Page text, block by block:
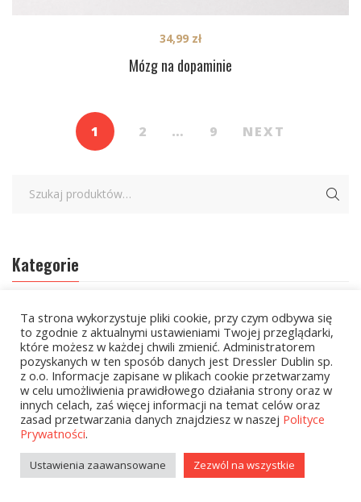
Mózg na dopaminie
34,99 zł
1 2 … 9 NEXT
Kategorie
zobacz wszystkie
Wielcy Humaniści – 02.03.2026
Kolekcje Biedronka - 16.03.2026
Wielcy Humaniści – 16.03.2026
Kolekcje Biedronka - 13.04.2026
Kolekcje Biedronka
Ta strona wykorzystuje pliki cookie, przy czym odbywa się
to zgodnie z aktualnymi ustawieniami Twojej przeglądarki,
które możesz w każdej chwili zmienić. Administratorem
pozyskanych w ten sposób danych jest Dressler Dublin sp.
z o.o. Informacje zapisane w plikach cookie przetwarzamy
w celu umożliwienia prawidłowego działania strony oraz w
innych celach, zaś więcej informacji na temat celów oraz
zasad przetwarzania danych znajdziesz w naszej Polityce
Prywatności.
Ustawienia zaawansowane Zezwól na wszystkie